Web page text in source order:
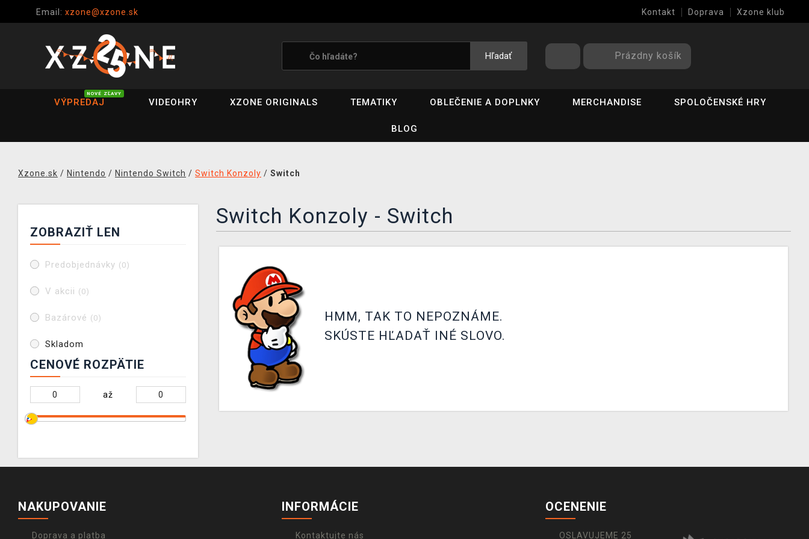
Email: xzone@xzone.sk Kontakt Doprava Xzone klub
Hľadať Prázdny košík
VÝPREDAJ
NOVÉ ZĽAVY
VIDEOHRY XZONE ORIGINALS TEMATIKY OBLEČENIE A DOPLNKY MERCHANDISE SPOLOČENSKÉ HRY
BLOG
Xzone.sk / Nintendo / Nintendo Switch / Switch Konzoly / Switch
ZOBRAZIŤ LEN
Predobjednávky (0)
V akcii (0)
Bazárové (0)
Skladom
CENOVÉ ROZPÄTIE
až
Switch Konzoly - Switch
HMM, TAK TO NEPOZNÁME.
SKÚSTE HĽADAŤ INÉ SLOVO.
NAKUPOVANIE
Doprava a platba
INFORMÁCIE
Kontaktujte nás
OCENENIE
OSLAVUJEME 25